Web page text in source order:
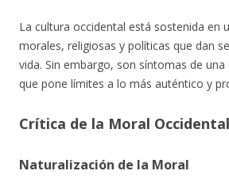
La cultura occidental está sostenida en
morales, religiosas y políticas que dan
vida. Sin embargo, son síntomas de
que pone límites a lo más auténtico y
Crítica de la Moral Occidental
Naturalización de la Moral